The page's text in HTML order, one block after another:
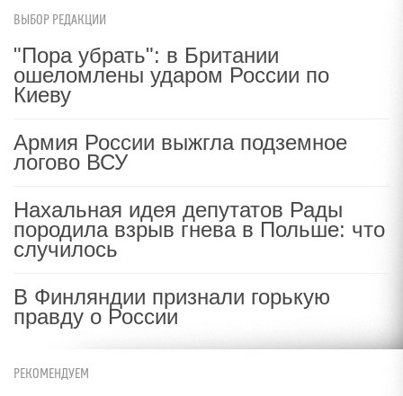
ВЫБОР РЕДАКЦИИ
"Пора убрать": в Британии
ошеломлены ударом России по
Киеву
Армия России выжгла подземное
логово ВСУ
Нахальная идея депутатов Рады
породила взрыв гнева в Польше: что
случилось
В Финляндии признали горькую
правду о России
РЕКОМЕНДУЕМ